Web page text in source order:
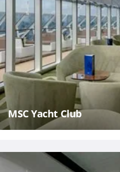
MSC Yacht Club